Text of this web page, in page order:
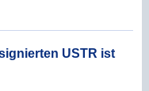
USTR ist